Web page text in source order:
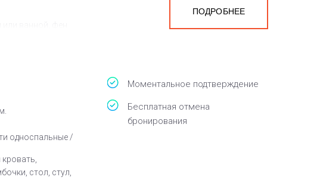
ПОДРОБНЕЕ
односпальные /
стол, стул,
Моментальное подтверждение
Бесплатная отмена
бронирования